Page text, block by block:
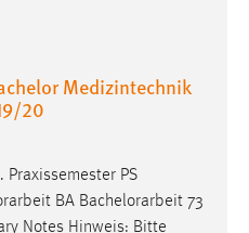
Bachelor-
Medizintechnik
20